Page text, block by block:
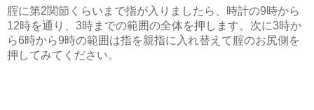
腟に第2関節くらいまで指が入りましたら、時計の9時から
12時を通り、3時までの範囲の全体を押します。次に3時か
ら6時から9時の範囲は指を親指に入れ替えて腟のお尻側を
押してみてください。